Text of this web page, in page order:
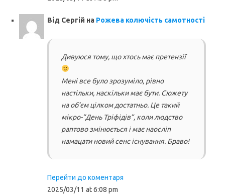
Від Сергій на Рожева колючість самотності
Дивуюся тому, що хтось має претензії
Мені все було зрозуміло, рівно
настільки, наскільки має бути. Сюжету
на об’єм цілком достатньо. Це такий
мікро-“День Тріфідів”, коли людство
раптово змінюється і має наосліп
намацати новий сенс існування. Браво!
Перейти до коментаря
2025/03/11 at 6:08 pm